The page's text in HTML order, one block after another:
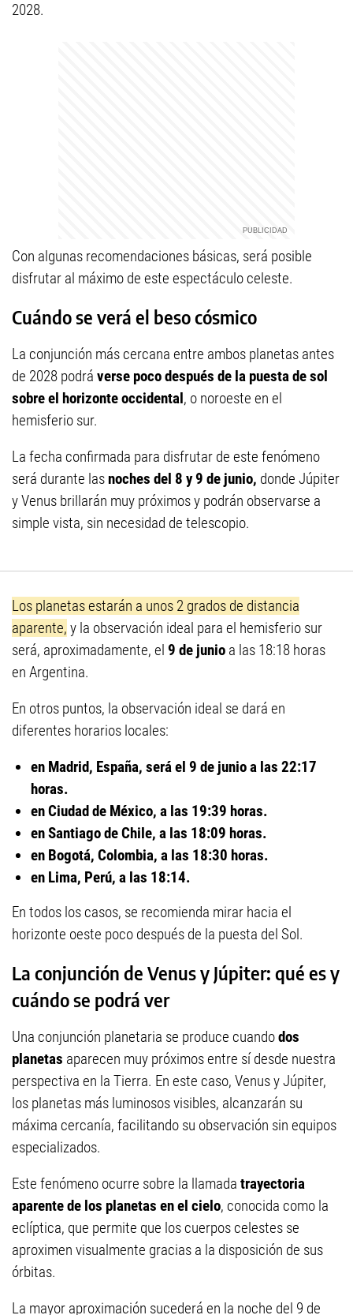
2028.
Con algunas recomendaciones básicas, será posible
disfrutar al máximo de este espectáculo celeste.
Cuándo se verá el beso cósmico
La conjunción más cercana entre ambos planetas antes
de 2028 podrá verse poco después de la puesta de sol
sobre el horizonte occidental, o noroeste en el
hemisferio sur.
La fecha confirmada para disfrutar de este fenómeno
será durante lasnoches del 8 y 9 de junio, donde Júpiter
y Venus brillarán muy próximos y podrán observarse a
simple vista, sin necesidad de telescopio.
Los planetas estarán a unos 2 grados de distancia
aparente, y la observación ideal para el hemisferio sur
será, aproximadamente, el 9 de junio a las 18:18 horas
en Argentina.
En otros puntos, la observación ideal se dará en
diferentes horarios locales:
en Madrid, España, será el 9 de junio a las 22:17
horas.
en Ciudad de México, a las 19:39 horas.
en Santiago de Chile, a las 18:09 horas.
en Bogotá, Colombia, a las 18:30 horas.
en Lima, Perú, a las 18:14.
En todos los casos, se recomienda mirar hacia el
horizonte oeste poco después de la puesta del Sol.
La conjunción de Venus y Júpiter: qué es y
cuándo se podrá ver
Una conjunción planetaria se produce cuandodos
planetas aparecen muy próximos entre sí desde nuestra
perspectiva en la Tierra. En este caso, Venus y Júpiter,
los planetas más luminosos visibles, alcanzarán su
máxima cercanía, facilitando su observación sin equipos
especializados.
Este fenómeno ocurre sobre la llamada trayectoria
aparente de los planetas en el cielo, conocida como la
eclíptica, que permite que los cuerpos celestes se
aproximen visualmente gracias a la disposición de sus
órbitas.
La mayor aproximación sucederá en la noche del 9 de